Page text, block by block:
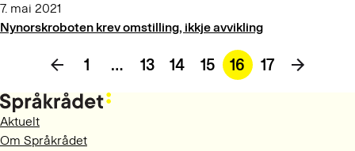
7. mai 2021
Nynorskroboten krev omstilling, ikkje avvikling
1 … 13 14 15 16 17
Aktuelt
Om Språkrådet